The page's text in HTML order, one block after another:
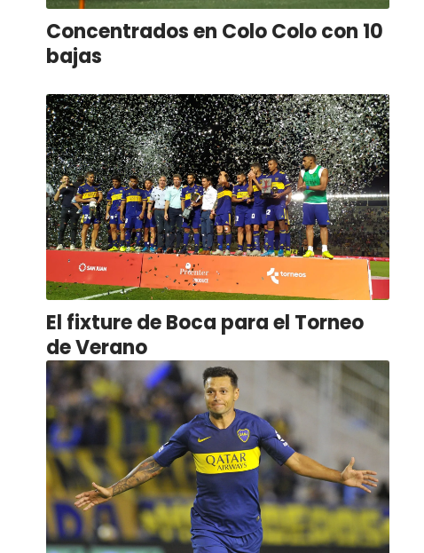
Concentrados en Colo Colo con 10
bajas
El fixture de Boca para el Torneo
de Verano